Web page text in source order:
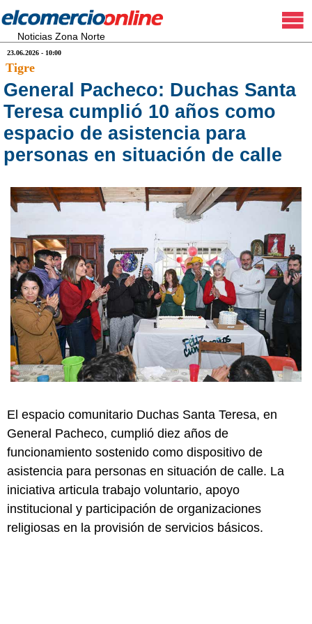
Noticias Zona Norte
23.06.2026 - 10:00
Tigre
General Pacheco: Duchas Santa
Teresa cumplió 10 años como
espacio de asistencia para
personas en situación de calle
El espacio comunitario Duchas Santa Teresa, en
General Pacheco, cumplió diez años de
funcionamiento sostenido como dispositivo de
asistencia para personas en situación de calle. La
iniciativa articula trabajo voluntario, apoyo
institucional y participación de organizaciones
religiosas en la provisión de servicios básicos.